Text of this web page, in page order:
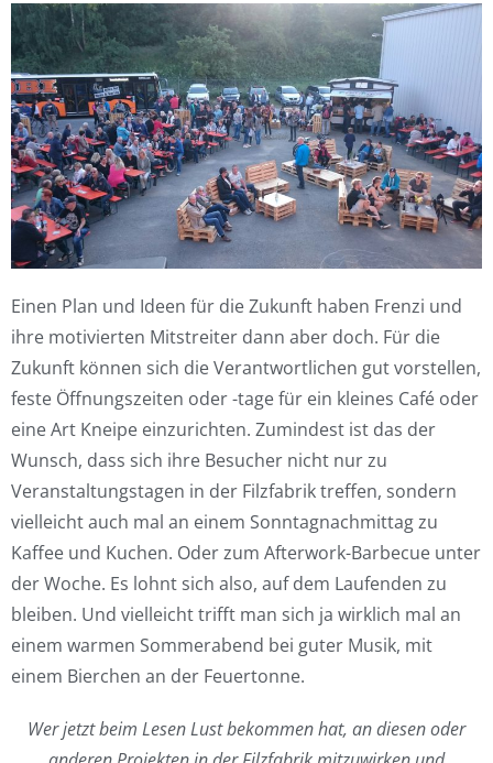
Einen Plan und Ideen für die Zukunft haben Frenzi und
ihre motivierten Mitstreiter dann aber doch. Für die
Zukunft können sich die Verantwortlichen gut vorstellen,
feste Öffnungszeiten oder -tage für ein kleines Café oder
eine Art Kneipe einzurichten. Zumindest ist das der
Wunsch, dass sich ihre Besucher nicht nur zu
Veranstaltungstagen in der Filzfabrik treffen, sondern
vielleicht auch mal an einem Sonntagnachmittag zu
Kaffee und Kuchen. Oder zum Afterwork-Barbecue unter
der Woche. Es lohnt sich also, auf dem Laufenden zu
bleiben. Und vielleicht trifft man sich ja wirklich mal an
einem warmen Sommerabend bei guter Musik, mit
einem Bierchen an der Feuertonne.
Wer jetzt beim Lesen Lust bekommen hat, an diesen oder